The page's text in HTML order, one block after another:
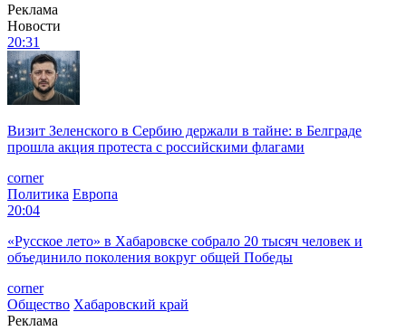
Реклама
Новости
20:31
Визит Зеленского в Сербию держали в тайне: в Белграде
прошла акция протеста с российскими флагами
corner
Политика Европа
20:04
«Русское лето» в Хабаровске собрало 20 тысяч человек и
объединило поколения вокруг общей Победы
corner
Общество Хабаровский край
Реклама